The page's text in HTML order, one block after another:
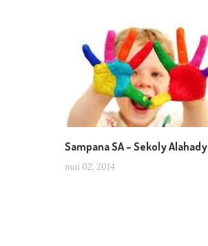
Sampana SA – Sekoly Alahady
mai 02, 2014